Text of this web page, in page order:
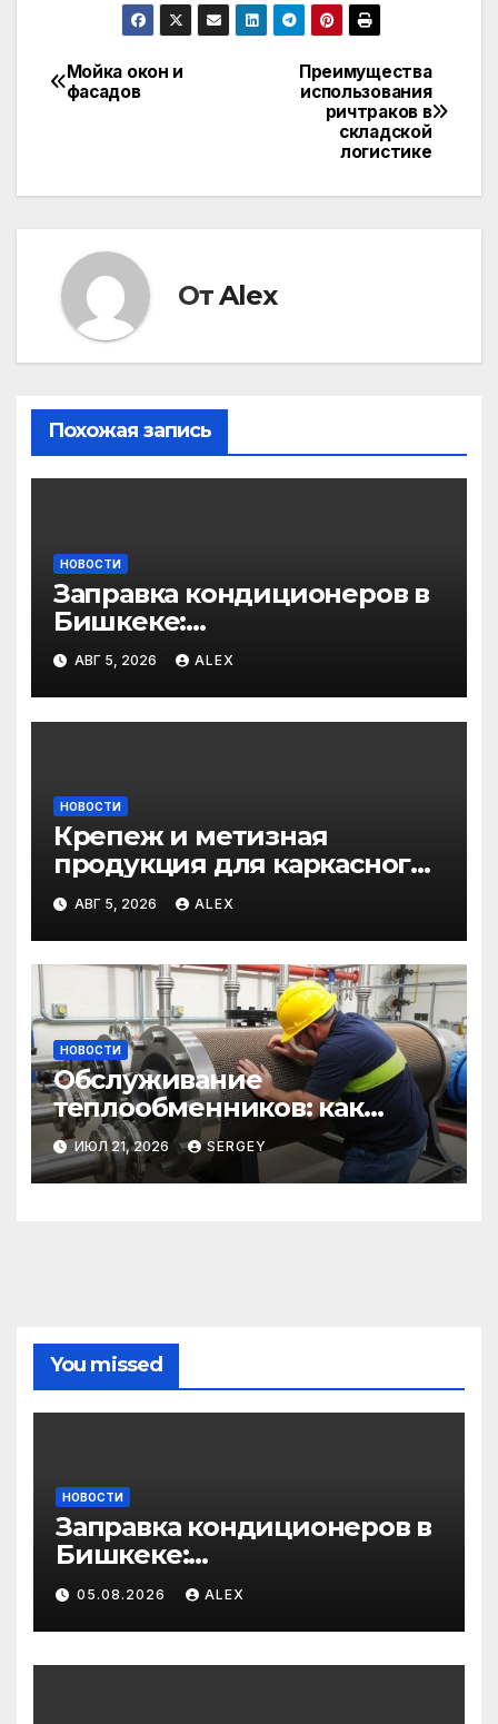
Навигация
Преимущества
использования
ричтраков в
складской
логистике
Мойка окон и
фасадов
ОтAlex
Похожая запись
НОВОСТИ
Заправка кондиционеров в
Бишкеке:
профессиональные услуги
для дома и авто
АВГ 5, 2026 ALEX
НОВОСТИ
Крепеж и метизная
продукция для каркасного
и загородного
строительства: от
саморезов до анкеров
АВГ 5, 2026 ALEX
НОВОСТИ
Обслуживание
теплообменников: как
сохранить эффективность и
избежать простоев
ИЮЛ 21, 2026 SERGEY
You missed
НОВОСТИ
Заправка кондиционеров в
Бишкеке:
профессиональные услуги
для дома и авто
05.08.2026 ALEX